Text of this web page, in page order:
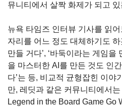
뮤니티에서 살짝 화제가 되고
뉴욕 타임즈 인터뷰 기사를 읽
자리를 어느 정도 대체하기도
만들 거다’, ‘바둑이라는 게임을
을 마스터한 AI를 만든 것도 인
다’는 등, 비교적 균형잡힌 이야
만, 레딧과 같은 커뮤니티에서는
Legend in the Board Game Go